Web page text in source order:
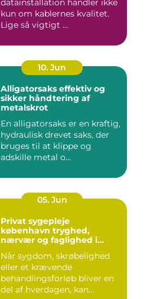
datainstallation handler ikke
kun om kablernes kvalitet.
Lige så vigtigt ...
10. Jun
Alligatorsaks effektiv og
sikker håndtering af
metalskrot
En alligatorsaks er en kraftig,
hydraulisk drevet saks, der
bruges til at klippe og
adskille metal o...
05. Jun
Privat sygepleje
københavn tryghed,
nærvær og faglighed i
Når sygdom, skrøbelighed
eller et krævende
behandlingsforløb bliver en
del af hverdagen, kan